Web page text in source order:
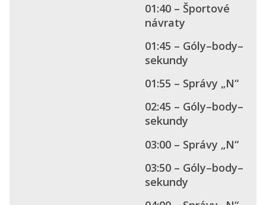
01:40 – Športové
návraty
01:45 – Góly–body–
sekundy
01:55 – Správy „N“
02:45 – Góly–body–
sekundy
03:00 – Správy „N“
03:50 – Góly–body–
sekundy